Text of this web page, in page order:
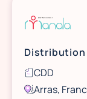
CDD
Arras,